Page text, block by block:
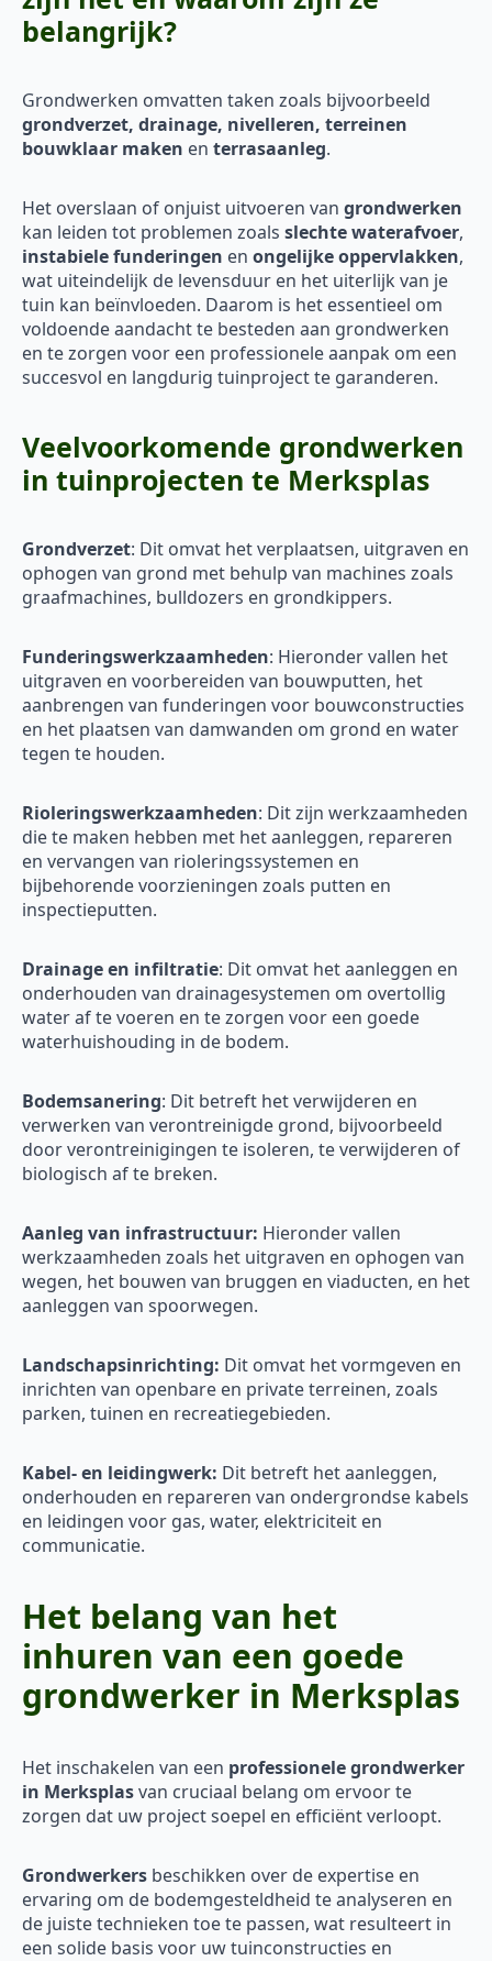
belangrijk?
Grondwerken omvatten taken zoals bijvoorbeeld
grondverzet, drainage, nivelleren, terreinen
bouwklaar maken en terrasaanleg.
Het overslaan of onjuist uitvoeren van grondwerken
kan leiden tot problemen zoals slechte waterafvoer,
instabiele funderingen en ongelijke oppervlakken,
wat uiteindelijk de levensduur en het uiterlijk van je
tuin kan beïnvloeden. Daarom is het essentieel om
voldoende aandacht te besteden aan grondwerken
en te zorgen voor een professionele aanpak om een
succesvol en langdurig tuinproject te garanderen.
Veelvoorkomende grondwerken
in tuinprojecten te Merksplas
Grondverzet: Dit omvat het verplaatsen, uitgraven en
ophogen van grond met behulp van machines zoals
graafmachines, bulldozers en grondkippers.
Funderingswerkzaamheden: Hieronder vallen het
uitgraven en voorbereiden van bouwputten, het
aanbrengen van funderingen voor bouwconstructies
en het plaatsen van damwanden om grond en water
tegen te houden.
Rioleringswerkzaamheden: Dit zijn werkzaamheden
die te maken hebben met het aanleggen, repareren
en vervangen van rioleringssystemen en
bijbehorende voorzieningen zoals putten en
inspectieputten.
Drainage en infiltratie: Dit omvat het aanleggen en
onderhouden van drainagesystemen om overtollig
water af te voeren en te zorgen voor een goede
waterhuishouding in de bodem.
Bodemsanering: Dit betreft het verwijderen en
verwerken van verontreinigde grond, bijvoorbeeld
door verontreinigingen te isoleren, te verwijderen of
biologisch af te breken.
Aanleg van infrastructuur: Hieronder vallen
werkzaamheden zoals het uitgraven en ophogen van
wegen, het bouwen van bruggen en viaducten, en het
aanleggen van spoorwegen.
Landschapsinrichting: Dit omvat het vormgeven en
inrichten van openbare en private terreinen, zoals
parken, tuinen en recreatiegebieden.
Kabel- en leidingwerk: Dit betreft het aanleggen,
onderhouden en repareren van ondergrondse kabels
en leidingen voor gas, water, elektriciteit en
communicatie.
Het belang van het
inhuren van een goede
grondwerker in Merksplas
Het inschakelen van een professionele grondwerker
in Merksplasvan cruciaal belang om ervoor te
zorgen dat uw project soepel en efficiënt verloopt.
Grondwerkers beschikken over de expertise en
ervaring om de bodemgesteldheid te analyseren en
de juiste technieken toe te passen, wat resulteert in
een solide basis voor uw tuinconstructies en